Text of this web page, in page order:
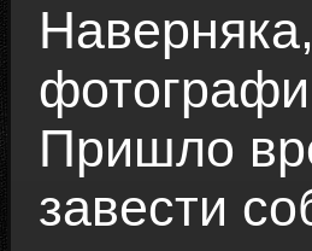
Пришло
завести